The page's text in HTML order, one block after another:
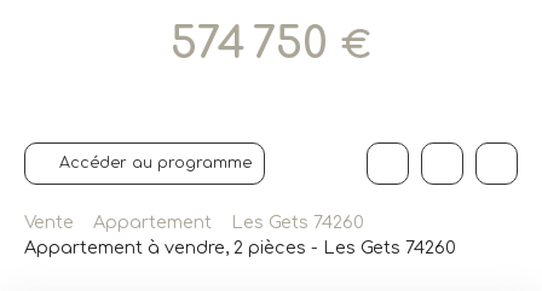
574 750 €
Accéder au programme
Vente Appartement
Les Gets 74260
Appartement à vendre, 2 pièces - Les Gets 74260